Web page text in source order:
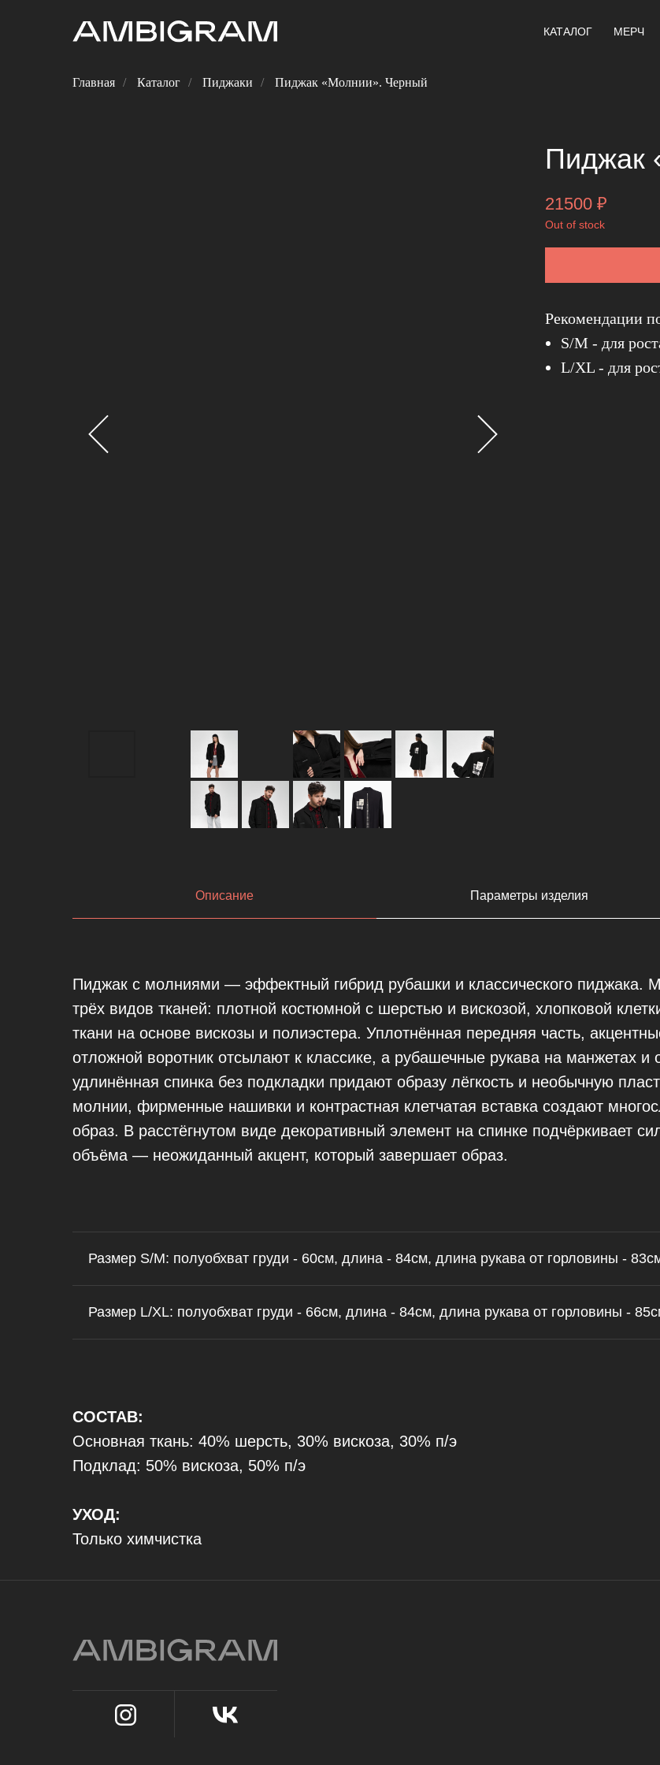
МЕРЧ
КАТАЛОГ
Главная / Каталог / Пиджаки / Пиджак «Молнии». Черный
Пиджак
21500 ₽
Out of stock
Рекомендации
S/M - для
L/XL - для
Описание Параметры изделия
Пиджак с молниями — эффектный гибрид рубашки и классического пиджака.
трёх видов тканей: плотной костюмной с шерстью и вискозой, хлопковой
ткани на основе вискозы и полиэстера. Уплотнённая передняя часть,
отложной воротник отсылают к классике, а рубашечные рукава на манжетах и
удлинённая спинка без подкладки придают образу лёгкость и необычную
молнии, фирменные нашивки и контрастная клетчатая вставка создают
образ. В расстёгнутом виде декоративный элемент на спинке подчёркивает
объёма — неожиданный акцент, который завершает образ.
Размер S/M: полуобхват груди - 60см, длина - 84см, длина рукава от горловины -
Размер L/XL: полуобхват груди - 66см, длина - 84см, длина рукава от горловины -
СОСТАВ:
Основная ткань: 40% шерсть, 30% вискоза, 30% п/э
Подклад: 50% вискоза, 50% п/э
УХОД:
Только химчистка